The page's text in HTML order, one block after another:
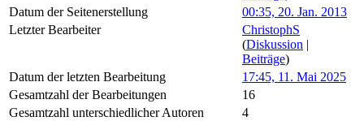
Datum der Seitenerstellung
00:35, 20. Jan. 2013
Letzter Bearbeiter
ChristophS
(Diskussion
Beiträge)
Datum der letzten Bearbeitung
17:45, 11. Mai 2025
Gesamtzahl der Bearbeitungen
16
Gesamtzahl unterschiedlicher Autoren
4